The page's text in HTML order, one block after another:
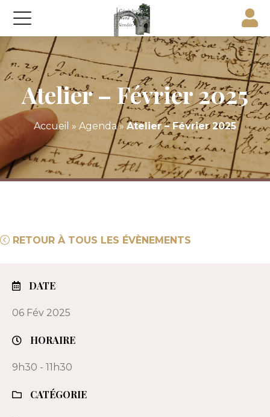
Atelier – Février 2025
Accueil » Agenda» Atelier – Février 2025
RETOUR À TOUS LES ÉVÈNEMENTS
DATE
06 Fév 2025
HORAIRE
9h30 - 11h30
CATÉGORIE